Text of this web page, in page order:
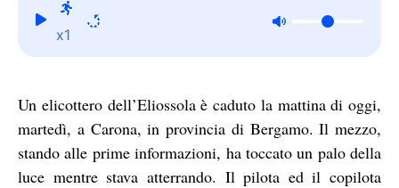
x1
Un elicottero dell’Eliossola è caduto la mattina di oggi,
martedì, a Carona, in provincia di Bergamo. Il mezzo,
stando alle prime informazioni, ha toccato un palo della
luce mentre stava atterrando. Il pilota ed il copilota